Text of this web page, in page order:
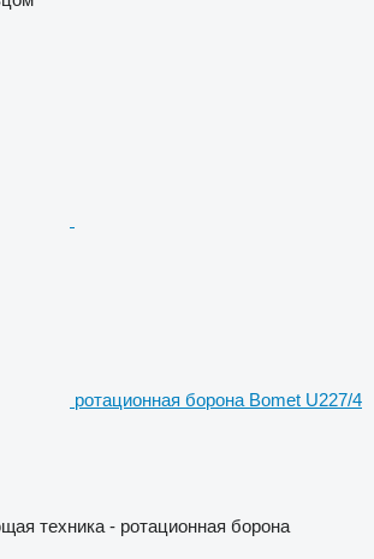
ротационная борона Bomet U227/4
техника - ротационная борона